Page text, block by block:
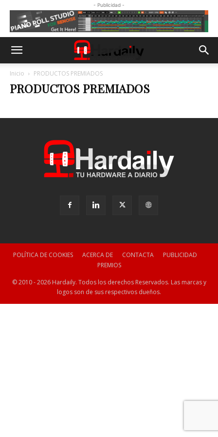
- Publicidad -
Inicio PRODUCTOS PREMIADOS
PRODUCTOS PREMIADOS
POLÍTICA DE COOKIES ACERCA DE CONTACTA
PUBLICIDAD
PREMIOS
© 2010 - 2026 Hardaily. Todos los derechos Reservados. Las marcas y
logos son de sus respectivos dueños.